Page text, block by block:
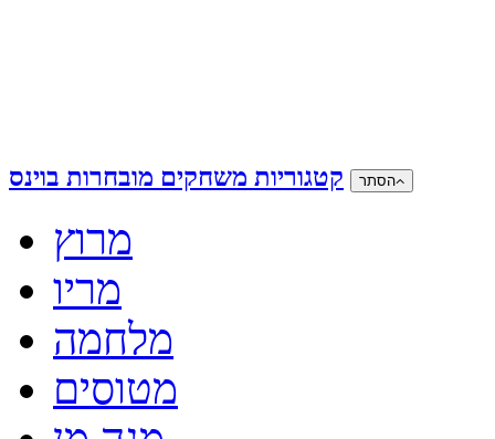
קטגוריות משחקים מובחרות בוינס הסתר
מרוץ
מריו
מלחמה
מטוסים